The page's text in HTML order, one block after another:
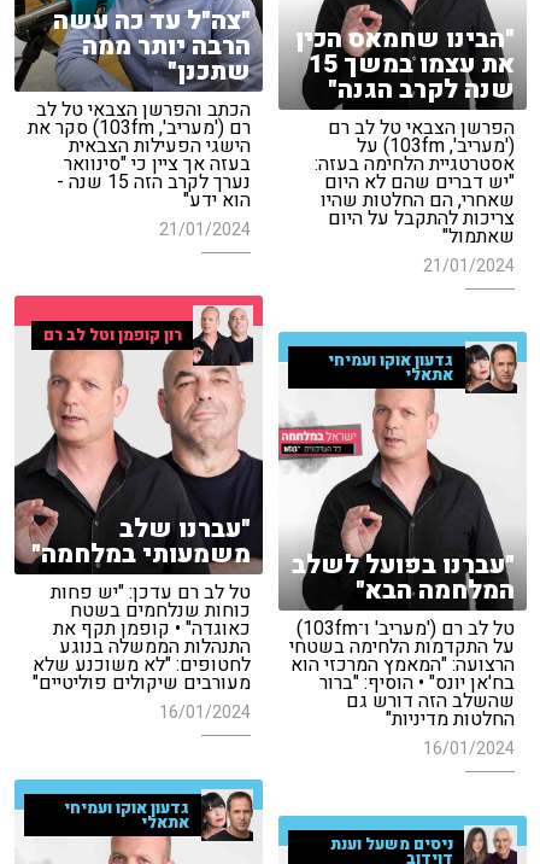
"צה"ל עד כה עשה
הרבה יותר ממה
שתכנן"
הכתב והפרשן הצבאי טל לב
רם ('מעריב', 103fm) סקר את
הישגי הפעילות הצבאית
בעזה אך ציין כי "סינוואר
נערך לקרב הזה 15 שנה -
הוא ידע"
21/01/2024
"הבינו שחמאס הכין
את עצמו במשך 15
שנה לקרב הגנה"
הפרשן הצבאי טל לב רם
('מעריב', 103fm) על
אסטרטגיית הלחימה בעזה:
"יש דברים שהם לא היום
שאחרי, הם החלטות שהיו
צריכות להתקבל על היום
שאתמול"
21/01/2024
רון קופמן וטל לב רם
"עברנו שלב
משמעותי במלחמה"
טל לב רם עדכן: "יש פחות
כוחות שנלחמים בשטח
כאוגדה" • קופמן תקף את
התנהלות הממשלה בנוגע
לחטופים: "לא משוכנע שלא
מעורבים שיקולים פוליטיים"
16/01/2024
גדעון אוקו ועמיחי
אתאלי
"עברנו בפועל לשלב
המלחמה הבא"
טל לב רם ('מעריב' ו־103fm)
על התקדמות הלחימה בשטחי
הרצועה: "המאמץ המרכזי הוא
בח'אן יונס" • הוסיף: "ברור
שהשלב הזה דורש גם
החלטות מדיניות"
16/01/2024
גדעון אוקו ועמיחי
אתאלי
ניסים משעל וענת